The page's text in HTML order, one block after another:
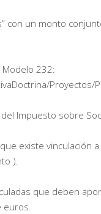
con un monto
232:
Impuesto sobre
existe vinculación
).
que deben
euros.